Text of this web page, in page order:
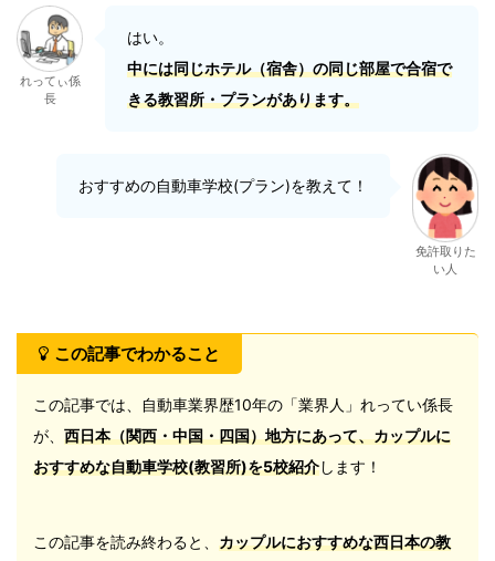
れってぃ係
長
はい。
中には同じホテル（宿舎）の同じ部屋で合宿で
きる教習所・プランがあります。
おすすめの自動車学校(プラン)を教えて！
免許取りた
い人
この記事でわかること
この記事では、自動車業界歴10年の「業界人」れってい係長
が、 西日本（関西・中国・四国）地方にあって、カップルに
おすすめな自動車学校(教習所)を5校紹介します！
この記事を読み終わると、 カップルにおすすめな西日本の教